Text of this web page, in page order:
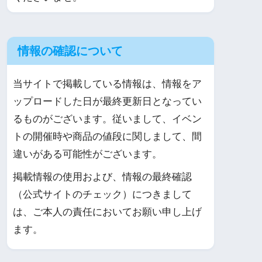
情報の確認について
当サイトで掲載している情報は、情報をア
ップロードした日が最終更新日となってい
るものがございます。従いまして、イベン
トの開催時や商品の値段に関しまして、間
違いがある可能性がございます。
掲載情報の使用および、情報の最終確認
（公式サイトのチェック）につきまして
は、ご本人の責任においてお願い申し上げ
ます。